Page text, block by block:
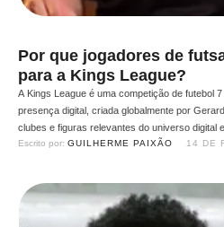
Por que jogadores de
para a Kings League?
A Kings League é uma competição de futebol
presença digital, criada globalmente por
clubes e figuras relevantes do universo digital
mistura esporte, entretenimento e
Escrito por: GUILHERME PAIXÃO 14 DE